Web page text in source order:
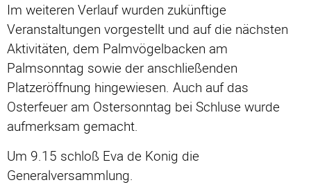
Im weiteren Verlauf wurden zukünftige
Veranstaltungen vorgestellt und auf die nächsten
Aktivitäten, dem Palmvögelbacken am
Palmsonntag sowie der anschließenden
Platzeröffnung hingewiesen. Auch auf das
Osterfeuer am Ostersonntag bei Schluse wurde
aufmerksam gemacht.
Um 9.15 schloß Eva de Konig die
Generalversammlung.